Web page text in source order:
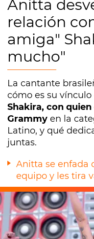
Anitta
relación
amiga"
mucho"
La cantante
cómo es su vínculo
Shakira, con
Grammy en la
Latino, y qué
juntas.
Anitta se enfada
equipo y les tira